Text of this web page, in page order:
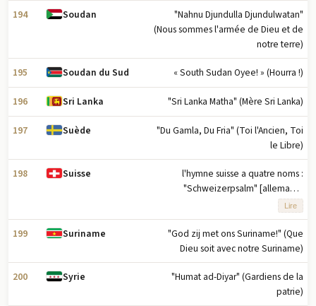
194 Soudan
"Nahnu Djundulla Djundulwatan"
(Nous sommes l'armée de Dieu et de
notre terre)
195 Soudan du Sud « South Sudan Oyee! » (Hourra !)
196 Sri Lanka "Sri Lanka Matha" (Mère Sri Lanka)
197 Suède
"Du Gamla, Du Fria" (Toi l'Ancien, Toi
le Libre)
198 Suisse
l'hymne suisse a quatre noms :
"Schweizerpsalm" [allemand]
"Cantique Suisse" [français] "Salmo
svizzero" [italien] "Psalm svizzer"
[romanche] (Psaume suisse)
Lire
199 Suriname
"God zij met ons Suriname!" (Que
Dieu soit avec notre Suriname)
200 Syrie
"Humat ad-Diyar" (Gardiens de la
patrie)